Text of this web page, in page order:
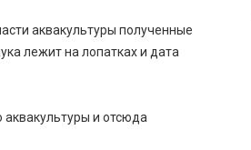
аквакультуры полученные
лежит на лопатках и дата
аквакультуры и отсюда